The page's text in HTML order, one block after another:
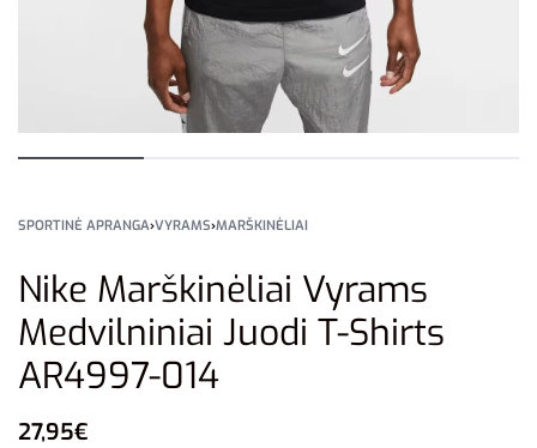
SPORTINĖ APRANGA›VYRAMS›MARŠKINĖLIAI
Nike Marškinėliai Vyrams
Medvilniniai Juodi T-Shirts
AR4997-014
27,95€